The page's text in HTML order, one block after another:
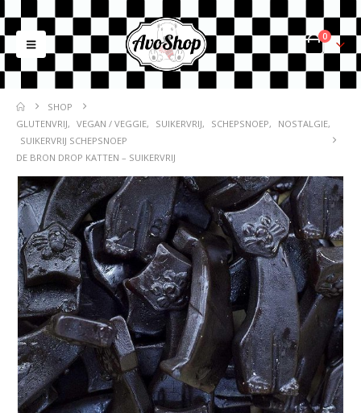
0
SHOP
GLUTENVRIJ, VEGAN / VEGGIE, SUIKERVRIJ, SCHEPSNOEP, NOSTALGIE,
SUIKERVRIJ SCHEPSNOEP
DE BRON DROP KATTEN – SUIKERVRIJ